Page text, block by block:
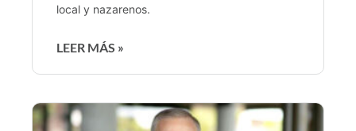
local y nazarenos.
LEER MÁS »